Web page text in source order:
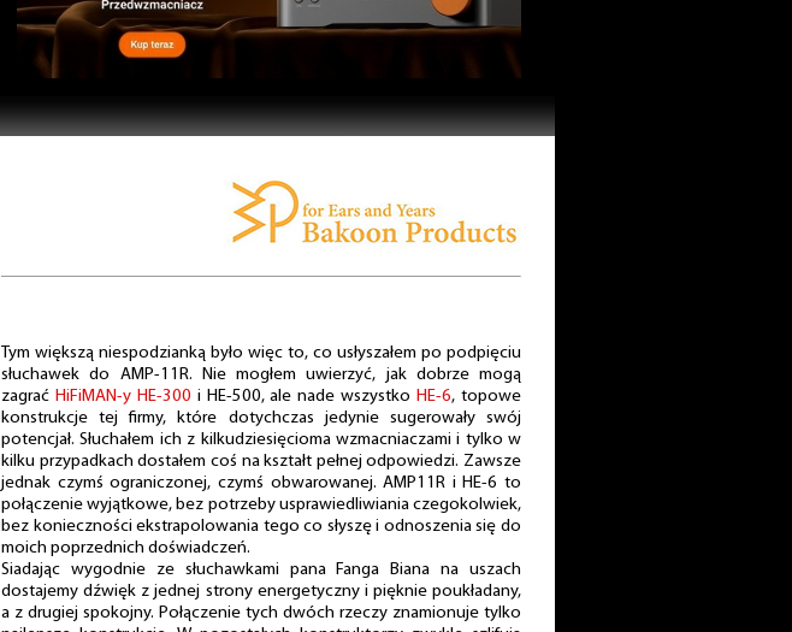
Tym większą niespodzianką było więc to, co usłyszałem po podpięciu
słuchawek do AMP-11R. Nie mogłem uwierzyć, jak dobrze mogą
zagrać HiFiMAN-y HE-300 i HE-500, ale nade wszystko HE-6, topowe
konstrukcje tej firmy, które dotychczas jedynie sugerowały swój
potencjał. Słuchałem ich z kilkudziesięcioma wzmacniaczami i tylko w
kilku przypadkach dostałem coś na kształt pełnej odpowiedzi. Zawsze
jednak czymś ograniczonej, czymś obwarowanej. AMP11R i HE-6 to
połączenie wyjątkowe, bez potrzeby usprawiedliwiania czegokolwiek,
bez konieczności ekstrapolowania tego co słyszę i odnoszenia się do
moich poprzednich doświadczeń.
Siadając wygodnie ze słuchawkami pana Fanga Biana na uszach
dostajemy dźwięk z jednej strony energetyczny i pięknie poukładany,
a z drugiej spokojny. Połączenie tych dwóch rzeczy znamionuje tylko